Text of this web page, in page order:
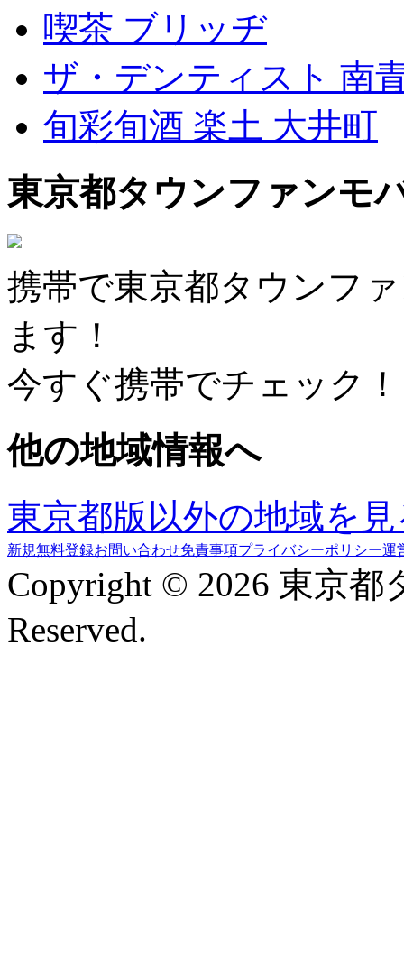
喫茶 ブリッヂ
ザ・デンティスト 南
旬彩旬酒 楽土 大井町
東京都タウンファンモ
携帯で東京都タウンフ
ます！
今すぐ携帯でチェック！
他の地域情報へ
東京都版以外の地域を
新規無料登録お問い合わせ免責事項プライバシーポリシー運
Copyright © 2026 東京
Reserved.